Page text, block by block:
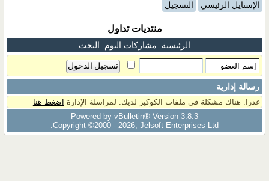
الإستايل الرئيسي التسجيل
منتديات تداول
الرئيسية مشاركات اليوم البحث
رسالة إدارية
عذرا. هناك مشكلة فى ملفات الكوكيز لديك. لمراسلة الإدارة اضغط هنا
Powered by vBulletin® Version 3.8.3
Copyright ©2000 - 2026, Jelsoft Enterprises Ltd.